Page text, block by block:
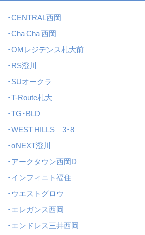
・CENTRAL西岡
・Cha Cha 西岡
・OMレジデンス札大前
・RS澄川
・SUオークラ
・T-Route札大
・TG・BLD
・WEST HILLS 3・8
・αNEXT澄川
・アークタウン西岡D
・インフィニト福住
・ウエストグロウ
・エレガンス西岡
・エンドレス三井西岡